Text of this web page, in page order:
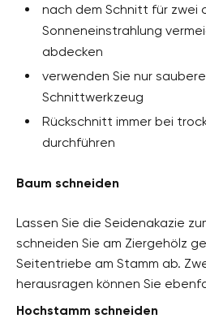
nach dem Schnitt für zwei
Sonneneinstrahlung
abdecken
verwenden Sie nur
Schnittwerkzeug
Rückschnitt immer bei
durchführen
Baum schneiden
Lassen Sie die Seidenakazie
schneiden Sie am Ziergehölz
Seitentriebe am Stamm ab.
herausragen können Sie
Hochstamm schneiden